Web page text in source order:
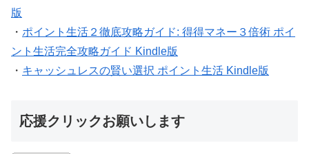
版
・ ポイント生活２徹底攻略ガイド: 得得マネー３倍術 ポイ
ント生活完全攻略ガイド Kindle版
・ キャッシュレスの賢い選択 ポイント生活 Kindle版
応援クリックお願いします